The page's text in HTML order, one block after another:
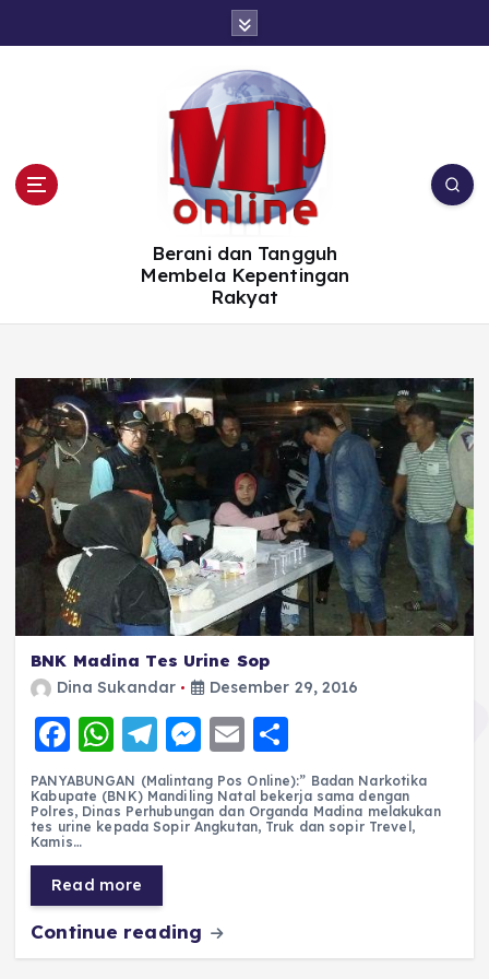
Berani dan Tangguh
Membela Kepentingan
Rakyat
BNK Madina Tes Urine Sop
Dina Sukandar Desember 29, 2016
F
a
c
e
b
o
o
W
h
a
ts
A
p
p
T
el
e
g
r
a
m
M
e
ss
e
er
E
m
ai
l
h
a
re
PANYABUNGAN (Malintang Pos Online):” Badan Narkotika
Kabupate (BNK) Mandiling Natal bekerja sama dengan
Polres, Dinas Perhubungan dan Organda Madina melakukan
tes urine kepada Sopir Angkutan, Truk dan sopir Trevel,
Kamis…
Read more
Continue reading